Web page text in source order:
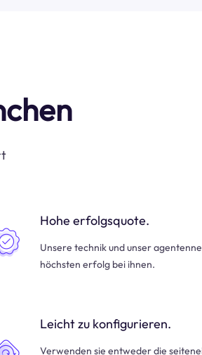
Hohe erfolgsquote.
Unsere technik und unser
höchsten erfolg bei ihnen.
Leicht zu konfigurieren.
Verwenden sie entweder die